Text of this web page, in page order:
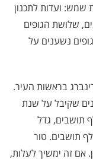
שמש: ועדות לתכנון
שלושת הגופים
נשענים על
בראשות העיר.
שקיבל על שנת
על כל אלף תושבים, גדל
על כל אלף תושבים. טור
אם זה ימשיך לעלות,